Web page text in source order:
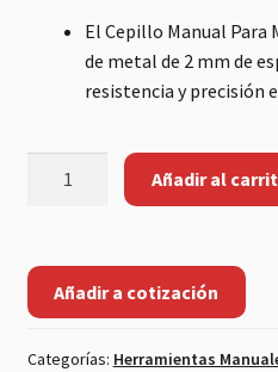
El Cepillo Manual Para
de metal de 2 mm de
resistencia y precisión
CARPINTERO
INGCO
cantidad
Añadir al
Añadir a cotización
Categorías: Herramientas